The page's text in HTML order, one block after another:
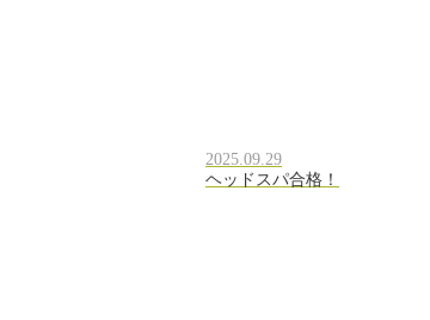
2025.09.29
ヘッドスパ合格！